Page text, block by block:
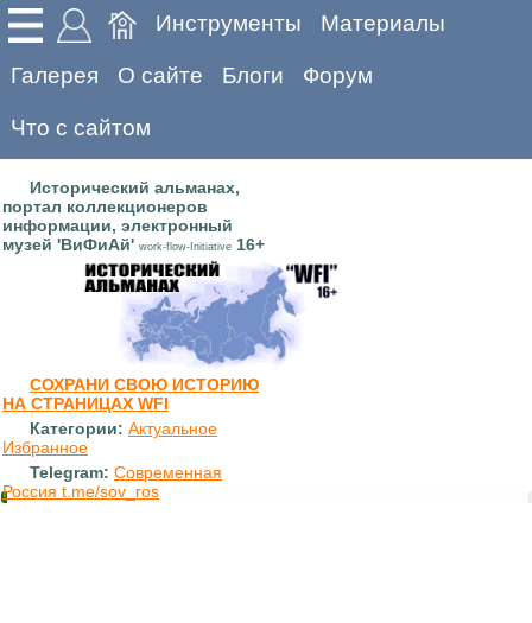
Инструменты Материалы
Галерея О сайте Блоги Форум
Что с сайтом
Исторический альманах,
портал коллекционеров
информации, электронный
музей 'ВиФиАй' work-flow-Initiative 16+
СОХРАНИ СВОЮ ИСТОРИЮ
НА СТРАНИЦАХ WFI
Категории: Актуальное
Избранное
Telegram: Современная
Россия t.me/sov_ros